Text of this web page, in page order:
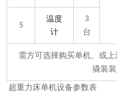
5
温度
计
3
台
需方可选择购买单机、或上
撬装装
超重力床单机设备参数表